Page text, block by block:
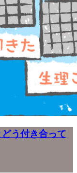
う付き合って